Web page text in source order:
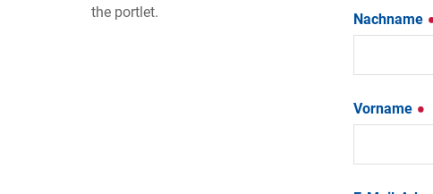
the portlet.
Nachname
Vorname